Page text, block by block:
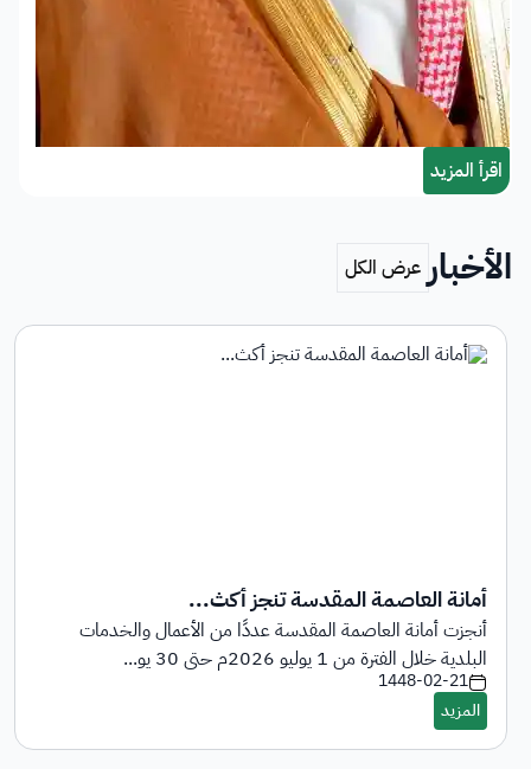
الأخبار
أمانة العاصمة المقدسة تنجز أكث...
أنجزت أمانة العاصمة المقدسة عددًا من الأعمال والخدمات
البلدية خلال الفترة من 1 يوليو 2026م حتى 30 يو...
1448-02-21